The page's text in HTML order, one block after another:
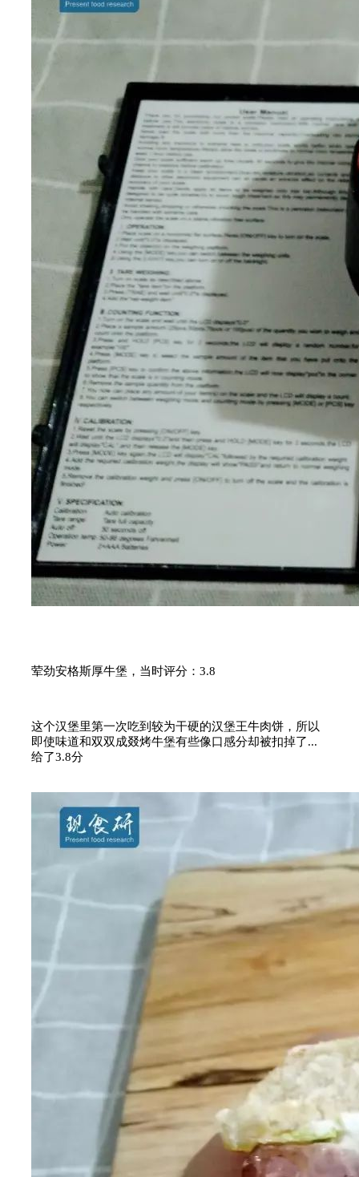
荤劲安格斯厚牛堡，当时评分：3.8
这个汉堡里第一次吃到较为干硬的汉堡王牛肉饼，所以
即使味道和双双成叕烤牛堡有些像口感分却被扣掉了...
给了3.8分